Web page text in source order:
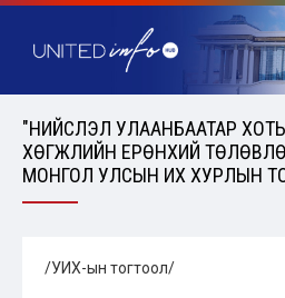
"НИЙСЛЭЛ УЛААНБААТАР
ХӨГЖЛИЙН ЕРӨНХИЙ
МОНГОЛ УЛСЫН ИХ ХУРЛЫН
/УИХ-ын тогтоол/